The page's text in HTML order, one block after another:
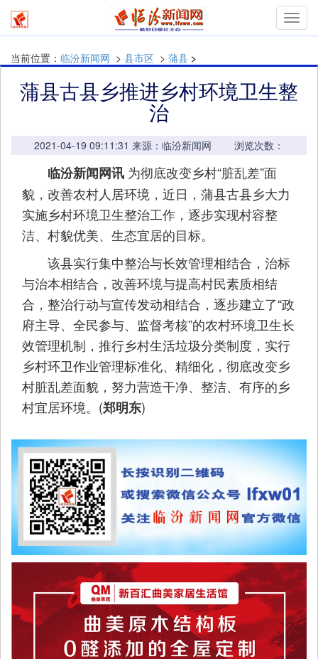
当前位置： 临汾新闻网 > 县市区 > 蒲县 >
蒲县古县乡推进乡村环境卫生整
治
2021-04-19 09:11:31 来源：临汾新闻网 浏览次数：
临汾新闻网讯 为彻底改变乡村“脏乱差”面
貌，改善农村人居环境，近日，蒲县古县乡大力
实施乡村环境卫生整治工作，逐步实现村容整
洁、村貌优美、生态宜居的目标。
该县实行集中整治与长效管理相结合，治标
与治本相结合，改善环境与提高村民素质相结
合，整治行动与宣传发动相结合，逐步建立了“政
府主导、全民参与、监督考核”的农村环境卫生长
效管理机制，推行乡村生活垃圾分类制度，实行
乡村环卫作业管理标准化、精细化，彻底改变乡
村脏乱差面貌，努力营造干净、整洁、有序的乡
村宜居环境。(郑明东)